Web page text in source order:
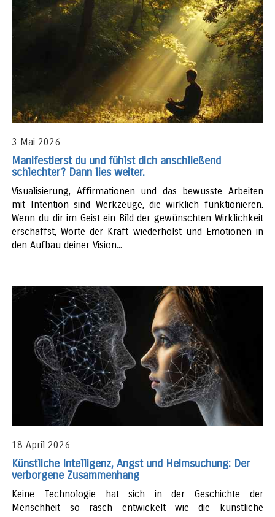
3 Mai 2026
Manifestierst du und fühlst dich anschließend
schlechter? Dann lies weiter.
Visualisierung, Affirmationen und das bewusste Arbeiten
mit Intention sind Werkzeuge, die wirklich funktionieren.
Wenn du dir im Geist ein Bild der gewünschten Wirklichkeit
erschaffst, Worte der Kraft wiederholst und Emotionen in
den Aufbau deiner Vision...
18 April 2026
Künstliche Intelligenz, Angst und Heimsuchung: Der
verborgene Zusammenhang
Keine Technologie hat sich in der Geschichte der
Menschheit so rasch entwickelt wie die künstliche